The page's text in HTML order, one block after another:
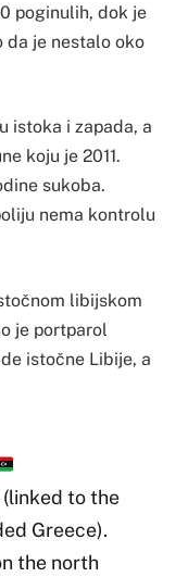
poginulih, dok je
da je nestalo oko
istoka i zapada, a
koju je 2011.
sukoba.
nema kontrolu
libijskom
je portparol
istočne Libije, a
to the
Greece).
the north